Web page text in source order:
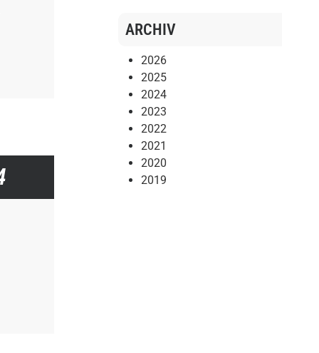
ARCHIV
2026
2025
2024
2023
2022
2021
2020
2019